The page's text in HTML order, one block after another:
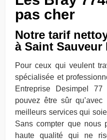
pas cher
Notre tarif
à Saint Sauveur
Pour ceux qui veulent
spécialisée et
Entreprise Desimpel
pouvez être sûr
meilleurs services qui
Sans compter que nous
haute qualité qui ne